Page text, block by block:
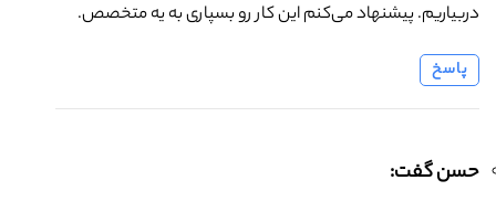
دربیاریم. پیشنهاد می‌کنم این کار رو بسپاری به یه متخصص.
پاسخ
حسن گفت: